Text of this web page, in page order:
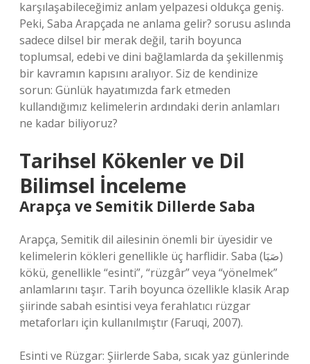
karşılaşabileceğimiz anlam yelpazesi oldukça geniş.
Peki, Saba Arapçada ne anlama gelir? sorusu aslında
sadece dilsel bir merak değil, tarih boyunca
toplumsal, edebi ve dini bağlamlarda da şekillenmiş
bir kavramın kapısını aralıyor. Siz de kendinize
sorun: Günlük hayatımızda fark etmeden
kullandığımız kelimelerin ardındaki derin anlamları
ne kadar biliyoruz?
Tarihsel Kökenler ve Dil
Bilimsel İnceleme
Arapça ve Semitik Dillerde Saba
Arapça, Semitik dil ailesinin önemli bir üyesidir ve
kelimelerin kökleri genellikle üç harflidir. Saba (صَبَا)
kökü, genellikle “esinti”, “rüzgâr” veya “yönelmek”
anlamlarını taşır. Tarih boyunca özellikle klasik Arap
şiirinde sabah esintisi veya ferahlatıcı rüzgar
metaforları için kullanılmıştır (Faruqi, 2007).
Esinti ve Rüzgar: Şiirlerde Saba, sıcak yaz günlerinde